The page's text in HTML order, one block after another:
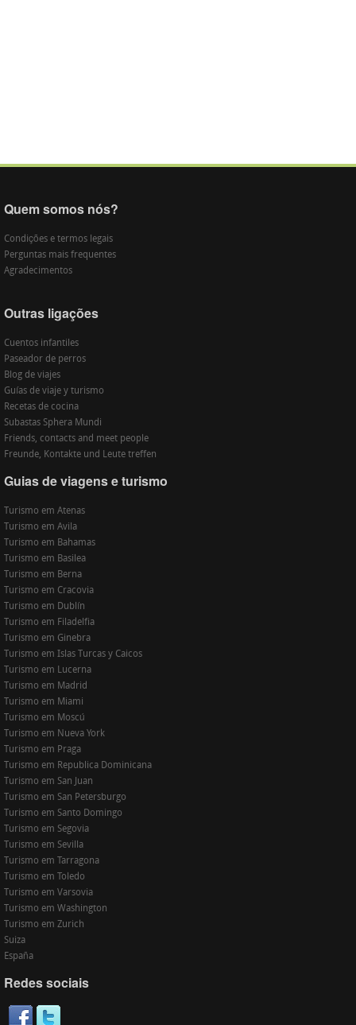
Quem somos nós?
Condições e termos legais
Perguntas mais frequentes
Agradecimentos
Outras ligações
Cuentos infantiles
Paseador de perros
Blog de viajes
Guías de viaje y turismo
Recetas de cocina
Subastas Sphera Mundi
Friends, contacts and meet people
Freunde, Kontakte und Leute treffen
Guias de viagens e turismo
Turismo em Atenas
Turismo em Avila
Turismo em Bahamas
Turismo em Basilea
Turismo em Berna
Turismo em Cracovia
Turismo em Dublín
Turismo em Filadelfia
Turismo em Ginebra
Turismo em Islas Turcas y Caicos
Turismo em Lucerna
Turismo em Madrid
Turismo em Miami
Turismo em Moscú
Turismo em Nueva York
Turismo em Praga
Turismo em Republica Dominicana
Turismo em San Juan
Turismo em San Petersburgo
Turismo em Santo Domingo
Turismo em Segovia
Turismo em Sevilla
Turismo em Tarragona
Turismo em Toledo
Turismo em Varsovia
Turismo em Washington
Turismo em Zurich
Suiza
España
Redes sociais